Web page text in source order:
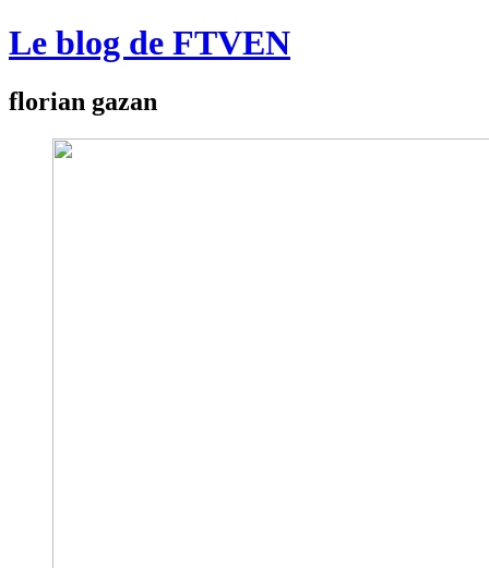
Le blog de FTVEN
florian gazan